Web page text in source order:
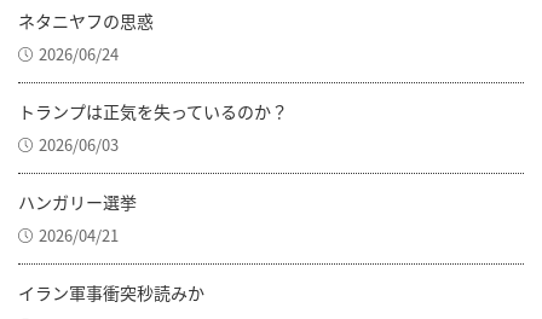
ネタニヤフの思惑
2026/06/24
トランプは正気を失っているのか？
2026/06/03
ハンガリー選挙
2026/04/21
イラン軍事衝突秒読みか